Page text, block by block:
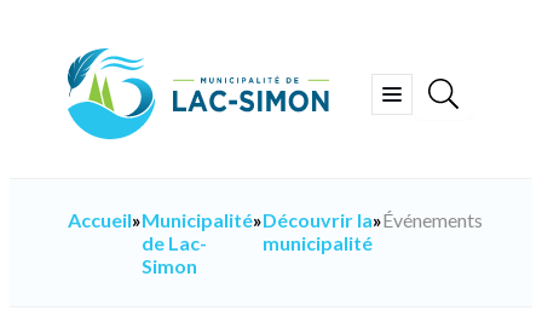
Ouvrir
Accueil»Municipalité
de Lac-
Simon
»Découvrir la
municipalité
»Événements